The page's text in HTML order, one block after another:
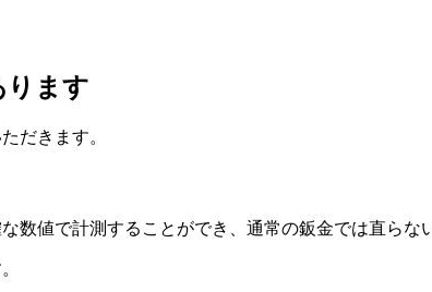
ります
だきます。
数値で計測することができ、通常の鈑金では直らな